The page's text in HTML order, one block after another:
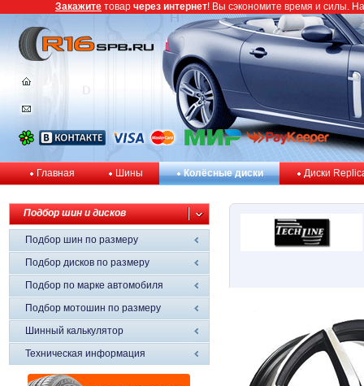
Главная Шины Колёсные диски Диски
Подбор шин и дисков
Подбор шин по размеру
Подбор дисков по размеру
Подбор по марке автомобиля
Подбор мотошин по размеру
Шинный калькулятор
Техническая информация
Закажите товар через интернет! Вы сэкономите время и силы.